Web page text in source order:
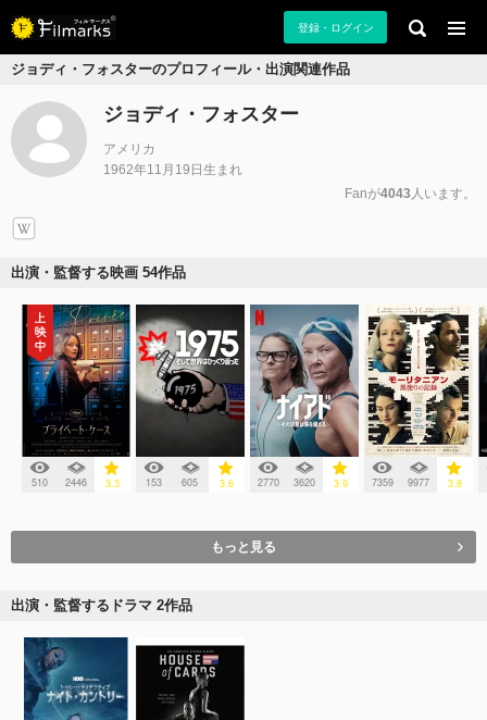
登録・ログイン
ジョディ・フォスターのプロフィール・出演関連作品
ジョディ・フォスター
アメリカ
1962年11月19日生まれ
Fanが4043 人います。
出演・監督する映画 54作品
510 2446 3.3 153 605 3.6 2770 3620 3.9 7359 9977 3.8
もっと見る
出演・監督するドラマ 2作品